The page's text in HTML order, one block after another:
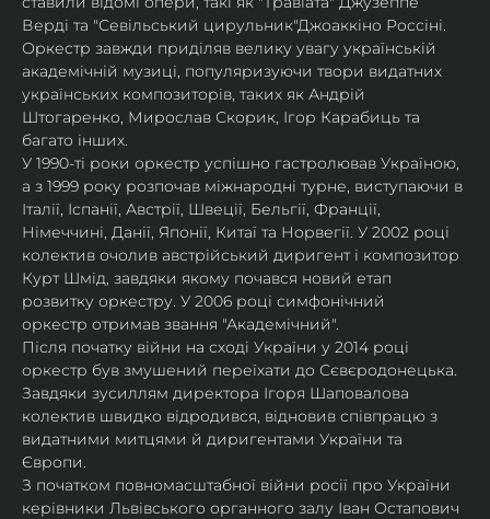
Верді та "Севільський цирульник"Джоаккіно Россіні.
Оркестр завжди приділяв велику увагу українській
академічній музиці, популяризуючи твори видатних
українських композиторів, таких як Андрій
Штогаренко, Мирослав Скорик, Ігор Карабиць та
багато інших.
У 1990-ті роки оркестр успішно гастролював Україною,
а з 1999 року розпочав міжнародні турне, виступаючи в
Італії, Іспанії, Австрії, Швеції, Бельгії, Франції,
Німеччині, Данії, Японії, Китаї та Норвегії. У 2002 році
колектив очолив австрійський диригент і композитор
Курт Шмід, завдяки якому почався новий етап
розвитку оркестру. У 2006 році симфонічний
оркестр отримав звання "Академічний".
Після початку війни на сході України у 2014 році
оркестр був змушений переїхати до Сєвєродонецька.
Завдяки зусиллям директора Ігоря Шаповалова
колектив швидко відродився, відновив співпрацю з
видатними митцями й диригентами України та
Європи.
З початком повномасштабної війни росії про України
керівники Львівського органного залу Іван Остапович